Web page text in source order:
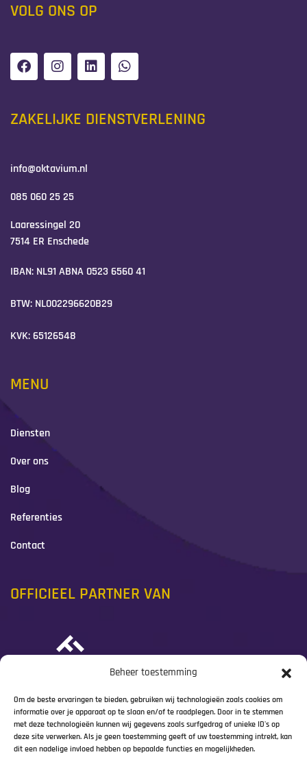
Beheer toestemming
Om de beste ervaringen te bieden, gebruiken wij technologieën zoals cookies om
informatie over je apparaat op te slaan en/of te raadplegen. Door in te stemmen
met deze technologieën kunnen wij gegevens zoals surfgedrag of unieke ID's op
deze site verwerken. Als je geen toestemming geeft of uw toestemming intrekt, kan
dit een nadelige invloed hebben op bepaalde functies en mogelijkheden.
VOLG ONS OP
ZAKELIJKE DIENSTVERLENING
info@oktavium.nl
085 060 25 25
Laaressingel 20
7514 ER Enschede
IBAN: NL91 ABNA 0523 6560 41
BTW: NL002296620B29
KVK: 65126548
MENU
Diensten
Over ons
Blog
Referenties
Contact
OFFICIEEL PARTNER VAN